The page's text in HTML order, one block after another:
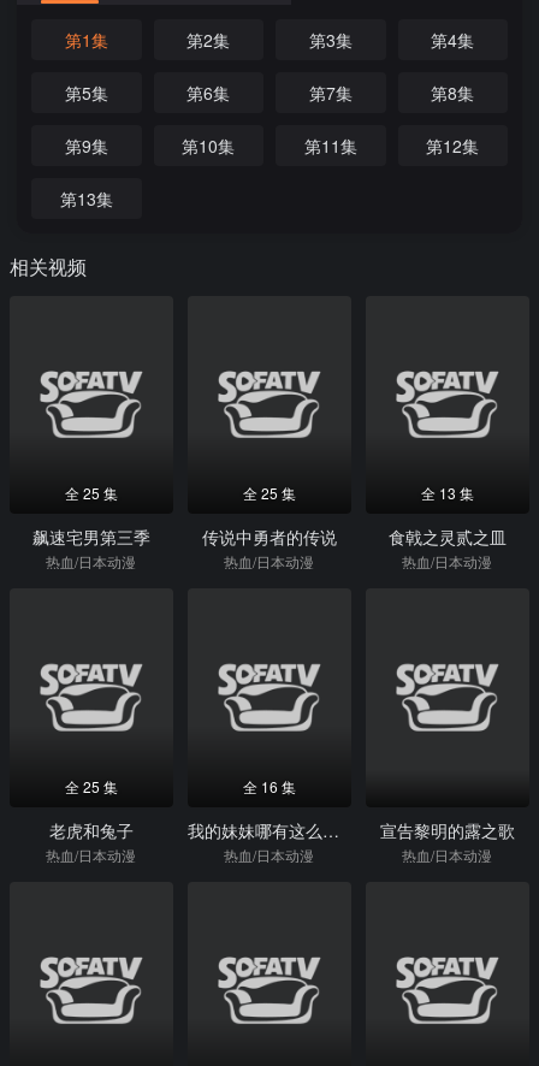
第1集 第2集 第3集 第4集
第5集 第6集 第7集 第8集
第9集 第10集 第11集 第12集
第13集
相关视频
全 25 集
飙速宅男第三季
热血/日本动漫
全 25 集
传说中勇者的传说
热血/日本动漫
全 13 集
食戟之灵贰之皿
热血/日本动漫
全 25 集
老虎和兔子
热血/日本动漫
全 16 集
我的妹妹哪有这么可爱第二季
热血/日本动漫
宣告黎明的露之歌
热血/日本动漫